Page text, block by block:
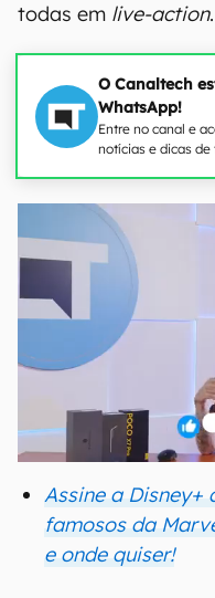
todas em live-action
O Canaltech
WhatsApp!
Entre no canal e
notícias e dicas
Assine a Disney+
famosos da
e onde quiser!